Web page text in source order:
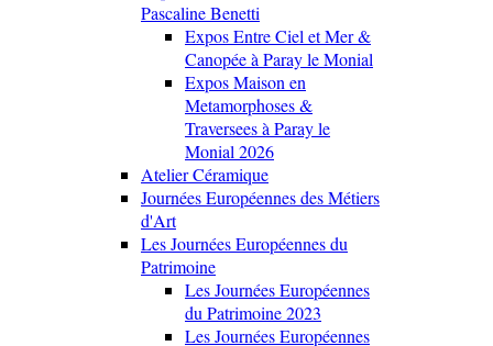
Pascaline Benetti
Expos Entre Ciel et Mer &
Canopée à Paray le Monial
Expos Maison en
Metamorphoses &
Traversees à Paray le
Monial 2026
Atelier Céramique
Journées Européennes des Métiers
d'Art
Les Journées Européennes du
Patrimoine
Les Journées Européennes
du Patrimoine 2023
Les Journées Européennes